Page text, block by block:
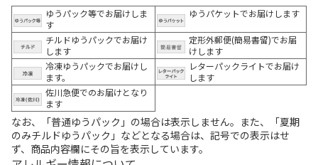
ゆうパック等でお届けしま
す
ゆうパケットでお届けします
チルドゆうパックでお届け
します
定形外郵便(簡易書留)でお届
けします
冷凍ゆうパックでお届けし
ます。
レターパックライトでお届け
します
佐川急便でのお届けとなり
ます
なお、「普通ゆうパック」の場合は表示しません。また、「夏期
のみチルドゆうパック」などとなる場合は、記号での表示はせ
ず、商品内容欄にその旨を表示しています。